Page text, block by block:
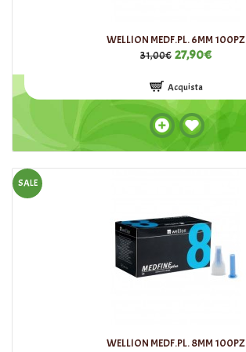
WELLION MEDF.PL. 6MM 100PZ
31,00€ 27,90€
Acquista
SALE
WELLION MEDF.PL. 8MM 100PZ